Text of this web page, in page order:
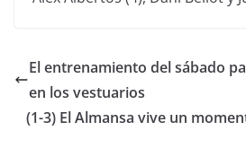
El entrenamiento del sábado
en los vestuarios
(1-3) El Almansa vive un